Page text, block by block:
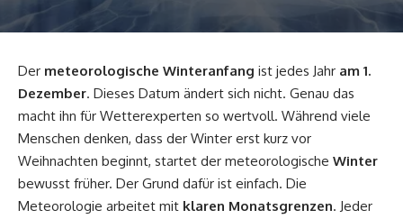
Der meteorologische Winteranfang ist jedes Jahr am 1.
Dezember. Dieses Datum ändert sich nicht. Genau das
macht ihn für Wetterexperten so wertvoll. Während viele
Menschen denken, dass der Winter erst kurz vor
Weihnachten beginnt, startet der meteorologische Winter
bewusst früher. Der Grund dafür ist einfach. Die
Meteorologie arbeitet mit klaren Monatsgrenzen. Jeder